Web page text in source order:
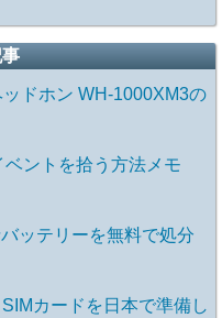
ドホン WH-1000XM3の
ントを拾う方法メモ
ッテリーを無料で処分
カードを日本で準備し